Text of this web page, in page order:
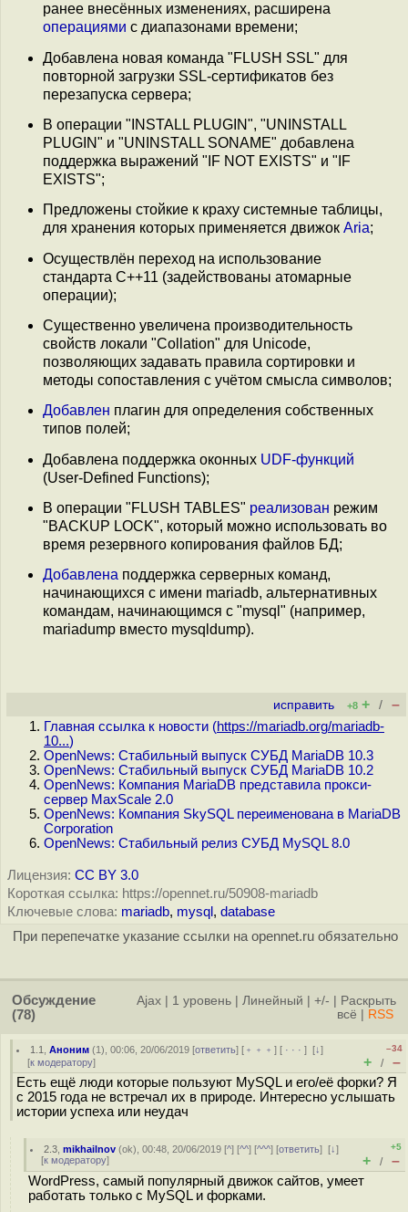
ранее внесённых изменениях, расширена
операциями с диапазонами времени;
Добавлена новая команда "FLUSH SSL" для
повторной загрузки SSL-сертификатов без
перезапуска сервера;
В операции "INSTALL PLUGIN", "UNINSTALL
PLUGIN" и "UNINSTALL SONAME" добавлена
поддержка выражений "IF NOT EXISTS" и "IF
EXISTS";
Предложены стойкие к краху системные таблицы,
для хранения которых применяется движок Aria;
Осуществлён переход на использование
стандарта C++11 (задействованы атомарные
операции);
Существенно увеличена производительность
свойств локали "Collation" для Unicode,
позволяющих задавать правила сортировки и
методы сопоставления с учётом смысла символов;
Добавлен плагин для определения собственных
типов полей;
Добавлена поддержка оконных UDF-функций
(User-Defined Functions);
В операции "FLUSH TABLES" реализован режим
"BACKUP LOCK", который можно использовать во
время резервного копирования файлов БД;
Добавлена поддержка серверных команд,
начинающихся с имени mariadb, альтернативных
командам, начинающимся с "mysql" (например,
mariadump вместо mysqldump).
исправить +8 + / –
Главная ссылка к новости (https://mariadb.org/mariadb-
10...)
OpenNews: Стабильный выпуск СУБД MariaDB 10.3
OpenNews: Стабильный выпуск СУБД MariaDB 10.2
OpenNews: Компания MariaDB представила прокси-
сервер MaxScale 2.0
OpenNews: Компания SkySQL переименована в MariaDB
Corporation
OpenNews: Стабильный релиз СУБД MySQL 8.0
Лицензия: CC BY 3.0
Короткая ссылка: https://opennet.ru/50908-mariadb
Ключевые слова: mariadb, mysql , database
При перепечатке указание ссылки на opennet.ru обязательно
Обсуждение
(78)
Ajax 1 уровень Линейный +/-
Раскрыть
всё
RSS
1.1 ,Аноним (1), 00:06, 20/06/2019 [ответить] [ ﹢﹢﹢] [ · · ·][↓]
[к модератору]
–34
+ / –
Есть ещё люди которые пользуют MySQL и его/её форки? Я
с 2015 года не встречал их в природе. Интересно услышать
истории успеха или неудач
2.3 ,mikhailnov (ok), 00:48, 20/06/2019 [^] [^^] [^^^] [ответить][↓]
[к модератору]
+5
+ / –
WordPress, самый популярный движок сайтов, умеет
работать только с MySQL и форками.